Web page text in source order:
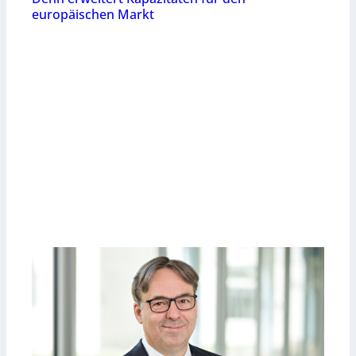
europäischen Markt